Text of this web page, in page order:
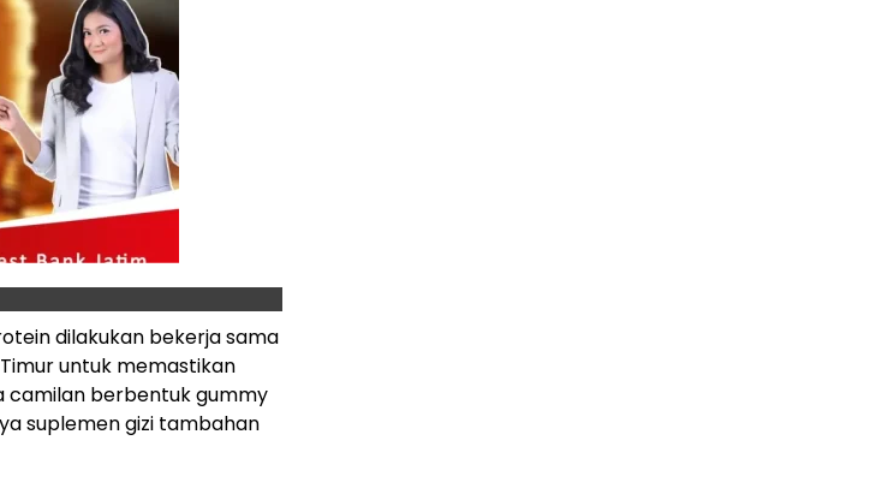
dilakukan bekerja sama
untuk memastikan
camilan berbentuk gummy
suplemen gizi tambahan